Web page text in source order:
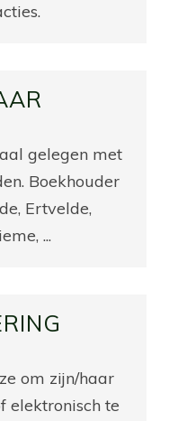
gelegen met
Boekhouder
Ertvelde,
...
om zijn/haar
elektronisch te